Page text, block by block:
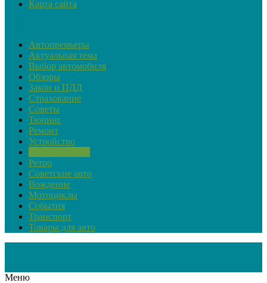
Карта сайта
Автопремьеры
Актуальная тема
Выбор автомобиля
Обзоры
Закон и ПДД
Страхование
Советы
Тюнинг
Ремонт
Устройство
Ретро
Советские авто
Вождение
Мотоциклы
События
Транспорт
Товары для авто
Меню